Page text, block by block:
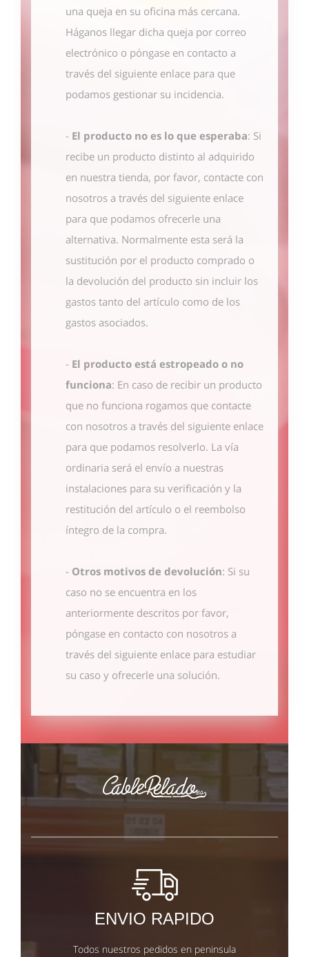
una queja en su oficina más cercana.
Háganos llegar dicha queja por correo
electrónico o póngase en contacto a
través del siguiente enlace para que
podamos gestionar su incidencia.
- El producto no es lo que esperaba: Si
recibe un producto distinto al adquirido
en nuestra tienda, por favor, contacte con
nosotros a través del siguiente enlace
para que podamos ofrecerle una
alternativa. Normalmente esta será la
sustitución por el producto comprado o
la devolución del producto sin incluir los
gastos tanto del artículo como de los
gastos asociados.
- El producto está estropeado o no
funciona: En caso de recibir un producto
que no funciona rogamos que contacte
con nosotros a través del siguiente enlace
para que podamos resolverlo. La vía
ordinaria será el envío a nuestras
instalaciones para su verificación y la
restitución del artículo o el reembolso
íntegro de la compra.
- Otros motivos de devolución: Si su
caso no se encuentra en los
anteriormente descritos por favor,
póngase en contacto con nosotros a
través del siguiente enlace para estudiar
su caso y ofrecerle una solución.
ENVIO RAPIDO
Todos nuestros pedidos en peninsula